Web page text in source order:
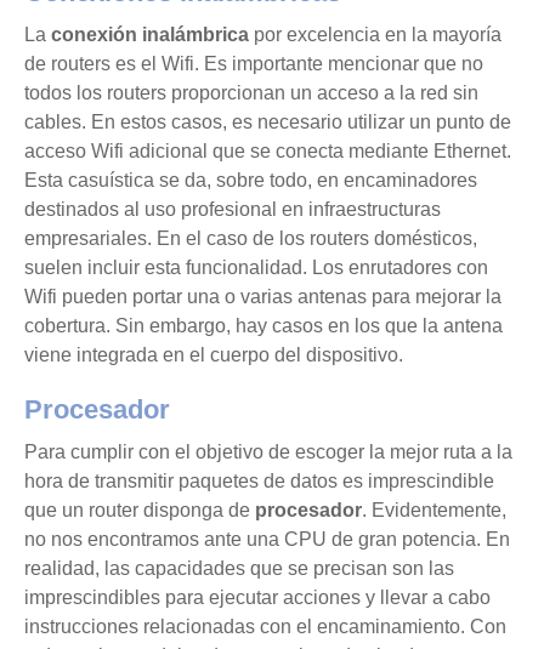
La conexión inalámbrica por excelencia en la mayoría
de routers es el Wifi. Es importante mencionar que no
todos los routers proporcionan un acceso a la red sin
cables. En estos casos, es necesario utilizar un punto de
acceso Wifi adicional que se conecta mediante Ethernet.
Esta casuística se da, sobre todo, en encaminadores
destinados al uso profesional en infraestructuras
empresariales. En el caso de los routers domésticos,
suelen incluir esta funcionalidad. Los enrutadores con
Wifi pueden portar una o varias antenas para mejorar la
cobertura. Sin embargo, hay casos en los que la antena
viene integrada en el cuerpo del dispositivo.
Procesador
Para cumplir con el objetivo de escoger la mejor ruta a la
hora de transmitir paquetes de datos es imprescindible
que un router disponga de procesador. Evidentemente,
no nos encontramos ante una CPU de gran potencia. En
realidad, las capacidades que se precisan son las
imprescindibles para ejecutar acciones y llevar a cabo
instrucciones relacionadas con el encaminamiento. Con